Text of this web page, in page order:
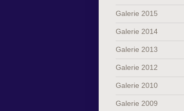
Galerie 2015
Galerie 2014
Galerie 2013
Galerie 2012
Galerie 2010
Galerie 2009